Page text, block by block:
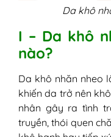
Da khô
I – Da khô
nào?
Da khô nhăn nheo
khiến da trở nên
nhân gây ra tình
truyền, thói quen